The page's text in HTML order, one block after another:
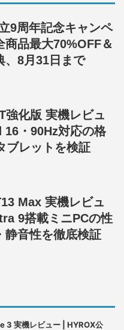
9周年記念キャンペ
商品最大70%OFF＆
、8月31日まで
強化版 実機レビュ
・90Hz対応の格
ブレットを検証
Max 実機レビュ
9搭載ミニPCの性
静音性を徹底検証
実機レビュー | HYROX公